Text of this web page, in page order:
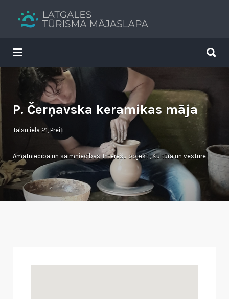
Tavs brīvdienu ceļvedis
Search
for:
for:
P. Čerņavska keramikas māja
Talsu iela 21, Preiļi
Amatniecība un saimniecības,Interešu objekti,Kultūra un vēsture